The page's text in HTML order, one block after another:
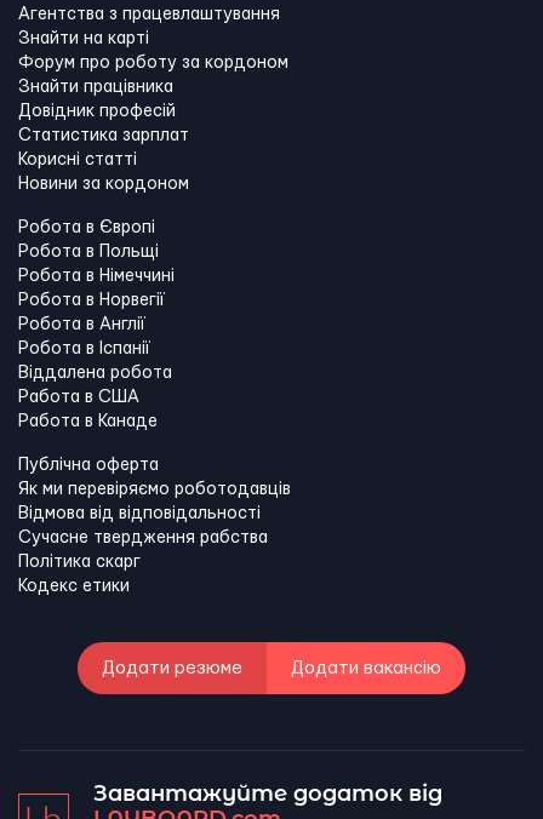
Агентства з працевлаштування
Знайти на карті
Форум про роботу за кордоном
Знайти працівника
Довідник професій
Статистика зарплат
Корисні статті
Новини за кордоном
Робота в Європі
Робота в Польщі
Робота в Німеччині
Робота в Норвегії
Робота в Англії
Робота в Іспанії
Віддалена робота
Работа в США
Работа в Канадe
Публічна оферта
Як ми перевіряємо роботодавців
Відмова від відповідальності
Сучасне твердження рабства
Політика скарг
Кодекс етики
Додати резюме Додати вакансію
Завантажуйте додаток від